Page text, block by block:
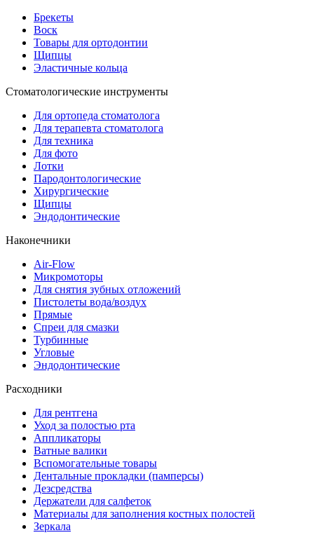
Брекеты
Воск
Товары для ортодонтии
Щипцы
Эластичные кольца
Стоматологические инструменты
Для ортопеда стоматолога
Для терапевта стоматолога
Для техника
Для фото
Лотки
Пародонтологические
Хирургические
Щипцы
Эндодонтические
Наконечники
Air-Flow
Микромоторы
Для снятия зубных отложений
Пистолеты вода/воздух
Прямые
Спреи для смазки
Турбинные
Угловые
Эндодонтические
Расходники
Для рентгена
Уход за полостью рта
Аппликаторы
Ватные валики
Вспомогательные товары
Дентальные прокладки (памперсы)
Дезсредства
Держатели для салфеток
Материалы для заполнения костных полостей
Зеркала